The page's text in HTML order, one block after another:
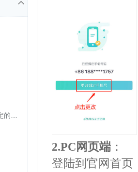
2.PC网页端：
登陆到官网首页